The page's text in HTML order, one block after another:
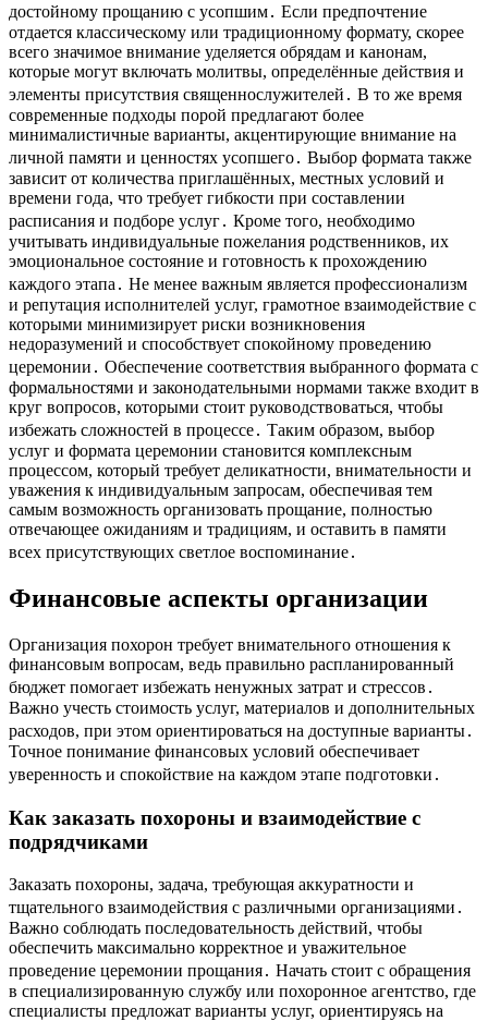
достойному прощанию с усопшим․ Если предпочтение
отдается классическому или традиционному формату, скорее
всего значимое внимание уделяется обрядам и канонам,
которые могут включать молитвы, определённые действия и
элементы присутствия священнослужителей․ В то же время
современные подходы порой предлагают более
минималистичные варианты, акцентирующие внимание на
личной памяти и ценностях усопшего․ Выбор формата также
зависит от количества приглашённых, местных условий и
времени года, что требует гибкости при составлении
расписания и подборе услуг․ Кроме того, необходимо
учитывать индивидуальные пожелания родственников, их
эмоциональное состояние и готовность к прохождению
каждого этапа․ Не менее важным является профессионализм
и репутация исполнителей услуг, грамотное взаимодействие с
которыми минимизирует риски возникновения
недоразумений и способствует спокойному проведению
церемонии․ Обеспечение соответствия выбранного формата с
формальностями и законодательными нормами также входит в
круг вопросов, которыми стоит руководствоваться, чтобы
избежать сложностей в процессе․ Таким образом, выбор
услуг и формата церемонии становится комплексным
процессом, который требует деликатности, внимательности и
уважения к индивидуальным запросам, обеспечивая тем
самым возможность организовать прощание, полностью
отвечающее ожиданиям и традициям, и оставить в памяти
всех присутствующих светлое воспоминание․
Финансовые аспекты организации
Организация похорон требует внимательного отношения к
финансовым вопросам, ведь правильно распланированный
бюджет помогает избежать ненужных затрат и стрессов․
Важно учесть стоимость услуг, материалов и дополнительных
расходов, при этом ориентироваться на доступные варианты․
Точное понимание финансовых условий обеспечивает
уверенность и спокойствие на каждом этапе подготовки․
Как заказать похороны и взаимодействие с
подрядчиками
Заказать похороны, задача, требующая аккуратности и
тщательного взаимодействия с различными организациями․
Важно соблюдать последовательность действий, чтобы
обеспечить максимально корректное и уважительное
проведение церемонии прощания․ Начать стоит с обращения
в специализированную службу или похоронное агентство, где
специалисты предложат варианты услуг, ориентируясь на